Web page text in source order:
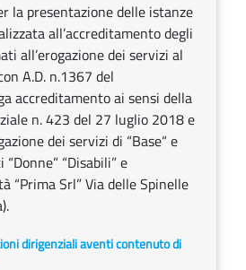
la presentazione delle istanze
all’accreditamento degli
all’erogazione dei servizi al
A.D. n.1367 del
accreditamento ai sensi della
n. 423 del 27 luglio 2018 e
dei servizi di “Base“ e
“Disabili” e
“Prima Srl” Via delle Spinelle
dirigenziali aventi contenuto di